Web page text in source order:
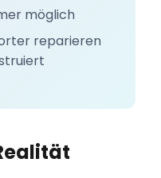
möglich
reparieren